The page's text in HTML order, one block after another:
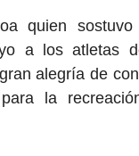
quien sostuvo
a los atletas
alegría de
la